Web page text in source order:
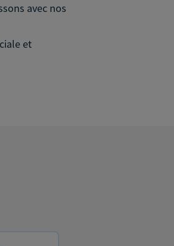
avec nos
et